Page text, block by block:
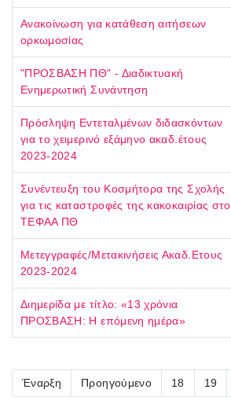
Ανακοίνωση για κατάθεση αιτήσεων
ορκωμοσίας
"ΠΡΟΣΒΑΣΗ ΠΘ" - Διαδικτυακή
Ενημερωτική Συνάντηση
Πρόσληψη Εντεταλμένων διδασκόντων
για το χειμερινό εξάμηνο ακαδ.έτους
2023-2024
Συνέντευξη του Κοσμήτορα της Σχολής
για τις καταστροφές της κακοκαιρίας στο
ΤΕΦΑΑ ΠΘ
Μετεγγραφές/Μετακινήσεις Ακαδ.Ετους
2023-2024
Διημερίδα με τίτλο: «13 χρόνια
ΠΡΟΣΒΑΣΗ: Η επόμενη ημέρα»
Έναρξη Προηγούμενο 18 19